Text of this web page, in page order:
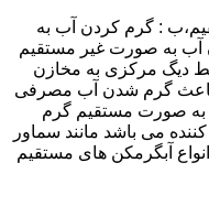
: گرم کردن آب به
به صورت غیر مستقیم
دیگ مرکزی به مخازن
باعث گرم شدن آب مصرفی
به صورت مستقیم گرم
می باشد مانند سماور
آبگرمکن های مستقیم